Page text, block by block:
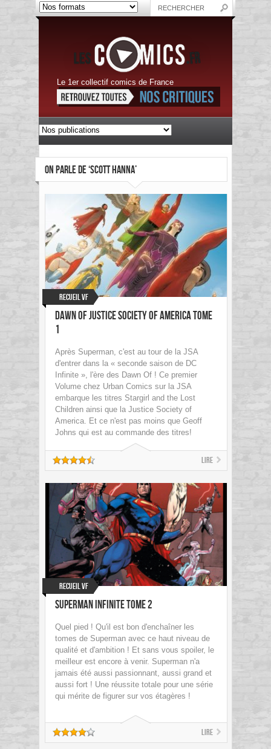
Le 1er collectif comics de France
ON PARLE DE ‘SCOTT HANNA’
Recueil VF
Dawn of Justice Society of America Tome
1
Après Superman, c'est au tour de la JSA
d'entrer dans la « seconde saison de DC
Infinite », l'ère des Dawn Of ! Ce premier
Volume chez Urban Comics sur la JSA
embarque les titres Stargirl and the Lost
Children ainsi que la Justice Society of
America. Et ce n'est pas moins que Geoff
Johns qui est au commande des titres!
Lire
Recueil VF
Superman Infinite tome 2
Quel pied ! Qu'il est bon d'enchaîner les
tomes de Superman avec ce haut niveau de
qualité et d'ambition ! Et sans vous spoiler, le
meilleur est encore à venir. Superman n'a
jamais été aussi passionnant, aussi grand et
aussi fort ! Une réussite totale pour une série
qui mérite de figurer sur vos étagères !
Lire